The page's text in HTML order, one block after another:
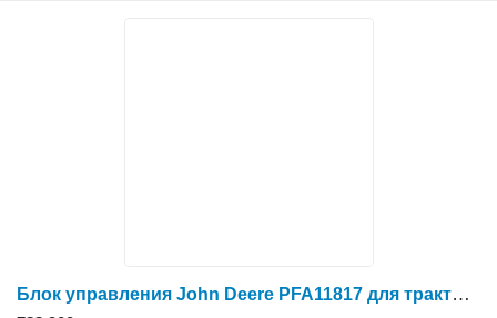
Блок управления John Deere PFA11817 для трактора колесного John Deere 2904